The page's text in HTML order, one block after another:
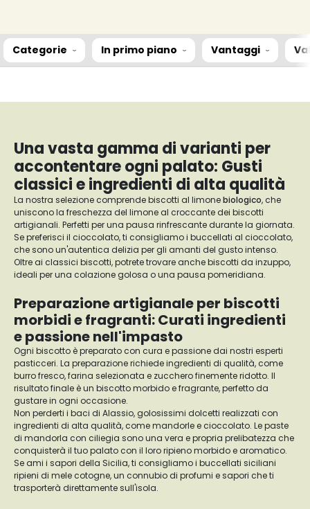
Categorie In primo piano Vantaggi
Una vasta gamma di varianti per
accontentare ogni palato: Gusti
classici e ingredienti di alta qualità
La nostra selezione comprende biscotti al limonebiologico, che
uniscono la freschezza del limone al croccante dei biscotti
artigianali. Perfetti per una pausa rinfrescante durante la giornata.
Se preferisci il cioccolato, ti consigliamo i buccellati al cioccolato,
che sono un'autentica delizia per gli amanti del gusto intenso.
Oltre ai classici biscotti, potrete trovare anche biscotti da inzuppo,
ideali per una colazione golosa o una pausa pomeridiana.
Preparazione artigianale per biscotti
morbidi e fragranti: Curati ingredienti
e passione nell'impasto
Ogni biscotto è preparato con cura e passione dai nostri esperti
pasticceri. La preparazione richiede ingredienti di qualità, come
burro fresco, farina selezionata e zucchero finemente ridotto. Il
risultato finale è un biscotto morbido e fragrante, perfetto da
gustare in ogni occasione.
Non perderti i baci di Alassio, golosissimi dolcetti realizzati con
ingredienti di alta qualità, come mandorle e cioccolato. Le paste
di mandorla con ciliegia sono una vera e propria prelibatezza che
conquisterà il tuo palato con il loro ripieno morbido e aromatico.
Se ami i sapori della Sicilia, ti consigliamo i buccellati siciliani
ripieni di mele cotogne, un connubio di profumi e sapori che ti
trasporterà direttamente sull'isola.